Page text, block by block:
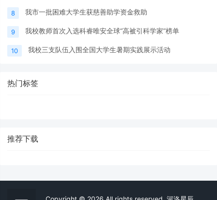
8 我市一批困难大学生获慈善助学资金救助
9 我校教师首次入选科睿唯安全球“高被引科学家”榜单
10 我校三支队伍入围全国大学生暑期实践展示活动
热门标签
推荐下载